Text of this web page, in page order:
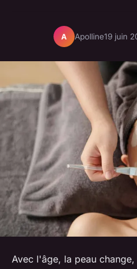
A Apolline19 juin
Avec l'âge, la peau